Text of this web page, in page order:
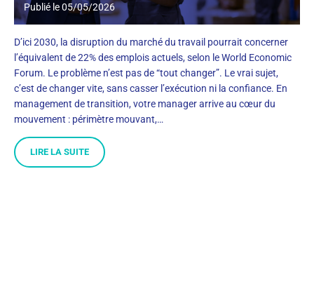
Publié le05/05/2026
D’ici 2030, la disruption du marché du travail pourrait concerner
l’équivalent de 22% des emplois actuels, selon le World Economic
Forum. Le problème n’est pas de “tout changer”. Le vrai sujet,
c’est de changer vite, sans casser l’exécution ni la confiance. En
management de transition, votre manager arrive au cœur du
mouvement : périmètre mouvant,…
LIRE LA SUITE